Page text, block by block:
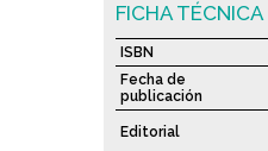
FICHA TÉCNICA
ISBN
Fecha de
publicación
Editorial